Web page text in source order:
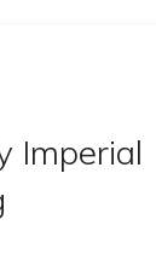
Imperial